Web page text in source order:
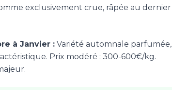
exclusivement crue, râpée au dernier
à Janvier : Variété automnale parfumée,
Prix modéré : 300-600€/kg.